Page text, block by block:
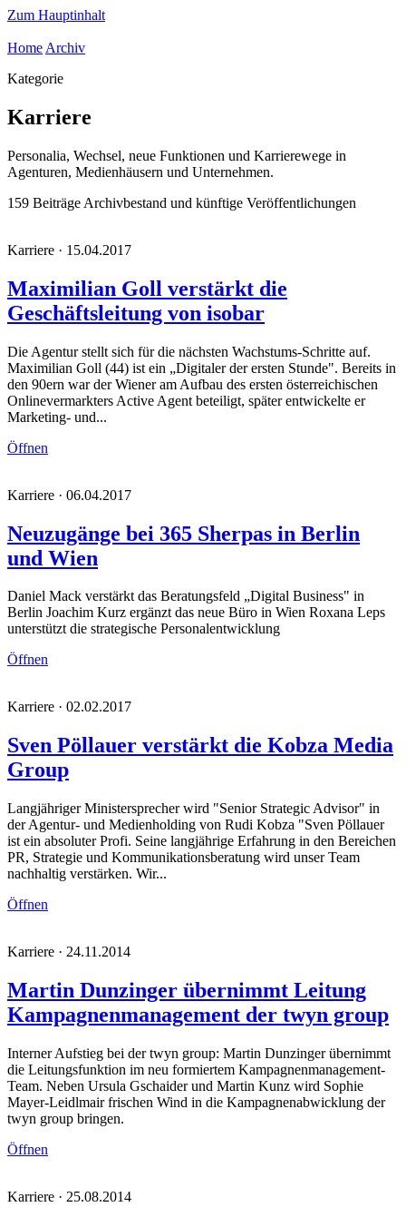
Zum Hauptinhalt
Home Archiv
Kategorie
Karriere
Personalia, Wechsel, neue Funktionen und Karrierewege in
Agenturen, Medienhäusern und Unternehmen.
159 Beiträge Archivbestand und künftige Veröffentlichungen
Karriere · 15.04.2017
Maximilian Goll verstärkt die
Geschäftsleitung von isobar
Die Agentur stellt sich für die nächsten Wachstums-Schritte auf.
Maximilian Goll (44) ist ein „Digitaler der ersten Stunde". Bereits in
den 90ern war der Wiener am Aufbau des ersten österreichischen
Onlinevermarkters Active Agent beteiligt, später entwickelte er
Marketing- und...
Öffnen
Karriere · 06.04.2017
Neuzugänge bei 365 Sherpas in Berlin
und Wien
Daniel Mack verstärkt das Beratungsfeld „Digital Business" in
Berlin Joachim Kurz ergänzt das neue Büro in Wien Roxana Leps
unterstützt die strategische Personalentwicklung
Öffnen
Karriere · 02.02.2017
Sven Pöllauer verstärkt die Kobza Media
Group
Langjähriger Ministersprecher wird "Senior Strategic Advisor" in
der Agentur- und Medienholding von Rudi Kobza "Sven Pöllauer
ist ein absoluter Profi. Seine langjährige Erfahrung in den Bereichen
PR, Strategie und Kommunikationsberatung wird unser Team
nachhaltig verstärken. Wir...
Öffnen
Karriere · 24.11.2014
Martin Dunzinger übernimmt Leitung
Kampagnen­management der twyn group
Interner Aufstieg bei der twyn group: Martin Dunzinger übernimmt
die Leitungsfunktion im neu formiertem Kampagnenmanagement-
Team. Neben Ursula Gschaider und Martin Kunz wird Sophie
Mayer-Leidlmair frischen Wind in die Kampagnenabwicklung der
twyn group bringen.
Öffnen
Karriere · 25.08.2014